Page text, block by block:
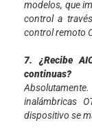
modelos, que
control a
control remoto
7. ¿Recibe
continuas?
inalámbricas
dispositivo se